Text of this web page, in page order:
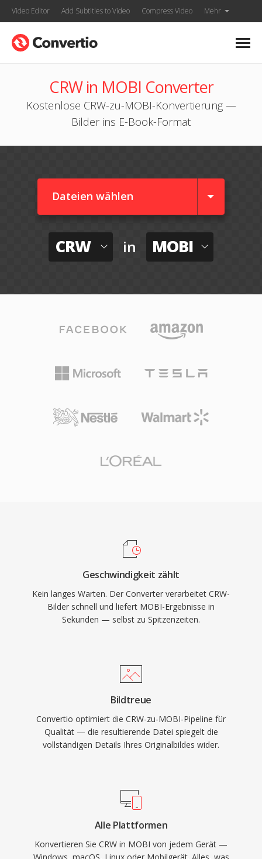
Video Editor Add Subtitles to Video Compress Video Mehr
CRW in MOBI Converter
Kostenlose CRW-zu-MOBI-Konvertierung —
Bilder ins E-Book-Format
Dateien wählen
CRW in MOBI
Geschwindigkeit zählt
Kein langes Warten. Der Converter verarbeitet CRW-
Bilder schnell und liefert MOBI-Ergebnisse in
Sekunden — selbst zu Spitzenzeiten.
Bildtreue
Convertio optimiert die CRW-zu-MOBI-Pipeline für
Qualität — die resultierende Datei spiegelt die
vollständigen Details Ihres Originalbildes wider.
Alle Plattformen
Konvertieren Sie CRW in MOBI von jedem Gerät —